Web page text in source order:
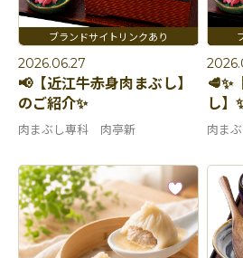
2026.06.27
📢【近江牛赤身肉まぶし】
のご紹介✨
肉まぶし専科 肉亭新
🥩✨
し】
肉ま